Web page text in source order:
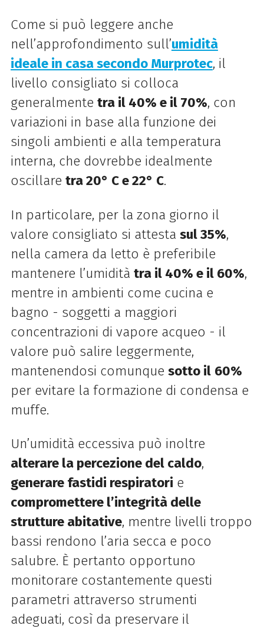
Come si può leggere anche
nell’approfondimento sull’umidità
ideale in casa secondo Murprotec, il
livello consigliato si colloca
generalmente tra il 40% e il 70%, con
variazioni in base alla funzione dei
singoli ambienti e alla temperatura
interna, che dovrebbe idealmente
oscillare tra 20° C e 22° C.
In particolare, per la zona giorno il
valore consigliato si attesta sul 35%,
nella camera da letto è preferibile
mantenere l’umidità tra il 40% e il 60%,
mentre in ambienti come cucina e
bagno - soggetti a maggiori
concentrazioni di vapore acqueo - il
valore può salire leggermente,
mantenendosi comunque sotto il 60%
per evitare la formazione di condensa e
muffe.
Un’umidità eccessiva può inoltre
alterare la percezione del caldo,
generare fastidi respiratori e
compromettere l’integrità delle
strutture abitative, mentre livelli troppo
bassi rendono l’aria secca e poco
salubre. È pertanto opportuno
monitorare costantemente questi
parametri attraverso strumenti
adeguati, così da preservare il